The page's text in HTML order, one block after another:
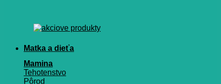
Matka a dieťa
Mamina
Tehotenstvo
Pôrod